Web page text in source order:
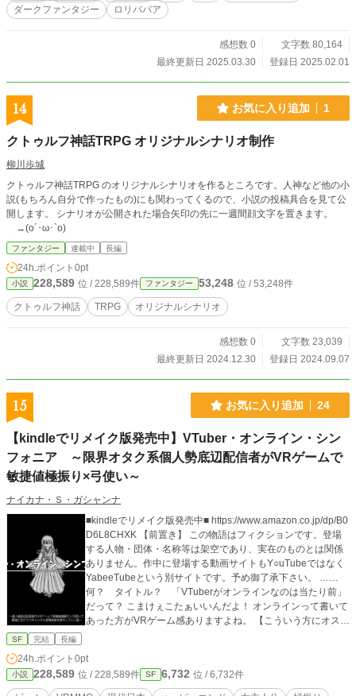
ダークファンタジー
ロリババア
感想数 0
文字数 80,164
最終更新日 2025.03.30
登録日 2025.02.01
14 お気に入り追加 1
クトゥルフ神話TRPG オリジナルシナリオ制作
柳川歩城
クトゥルフ神話TRPG のオリジナルシナリオを作るところです。人神など他の小
説(もちろん自分で作ったもの)にも関わってくるので、小説の投稿具合を見て公
開します。 シナリオが公開された場合矢印の先に一週間顔文字を置きます。
→(o´･ω･`o)
ファンタジー 連載中 長編
24h.ポイント 0pt
小説 228,589 位 / 228,589件 ファンタジー 53,248 位 / 53,248件
クトゥルフ神話 TRPG オリジナルシナリオ
感想数 0
文字数 23,039
最終更新日 2024.12.30
登録日 2024.09.07
15 お気に入り追加 24
【kindleでリメイク版発売中】VTuber・オンライン・シン
フォニア ～限界オタク系個人勢底辺配信者がVRゲームで
敏捷値極振り×弓使い～
ナイカナ・Ｓ・ガシャンナ
■kindleでリメイク版発売中■ https://www.amazon.co.jp/dp/B0
D6L8CHXK 【前置き】 この物語はフィクションです。登場
する人物・団体・名称等は架空であり、実在のものとは関係
ありません。作中に登場する動画サイトもY○uTubeではなく
YabeeTubeという別サイトです。予め御了承下さい。 ……
何？ タイトル？ 「VTuberがオンラインなのは当たり前」
だって？ こまけぇこたぁいいんだよ！ オンラインって書いて
あった方がVRゲーム感ありますよね。 【こういう方にオスス
える ・黒髪合法ロリ巫女服という単語に反応せざるを得ない
・限界化しているオタクを見ると「同志」と呼びたくなる ・
女の子同士が仲良くしていると心が躍る ・クトゥルフ神話が
SF 完結 長編
24h.ポイント 0pt
小説 228,589 位 / 228,589件 SF 6,732 位 / 6,732件